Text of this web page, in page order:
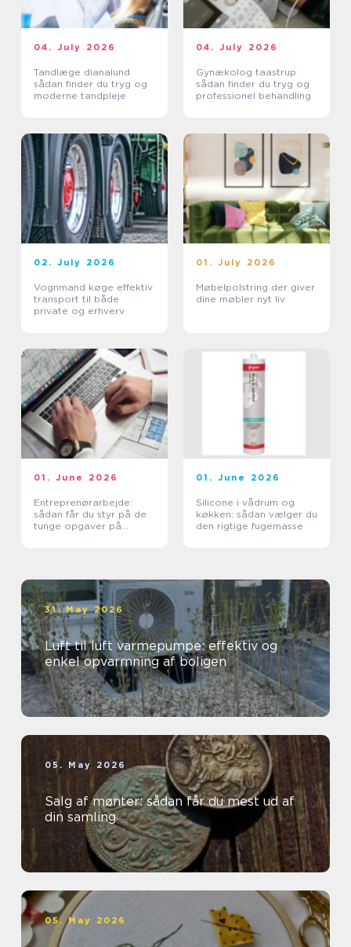
04. July 2026
Tandlæge dianalund
sådan finder du tryg og
moderne tandpleje
04. July 2026
Gynækolog taastrup
sådan finder du tryg og
professionel behandling
02. July 2026
Vognmand køge effektiv
transport til både
private og erhverv
01. July 2026
Møbelpolstring der giver
dine møbler nyt liv
01. June 2026
Entreprenørarbejde:
sådan får du styr på de
tunge opgaver på
01. June 2026
Silicone i vådrum og
køkken: sådan vælger du
den rigtige fugemasse
31. May 2026
Luft til luft varmepumpe: effektiv og
enkel opvarmning af boligen
05. May 2026
Salg af mønter: sådan får du mest ud af
din samling
05. May 2026